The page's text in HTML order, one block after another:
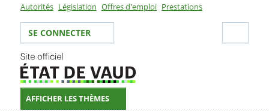
Sous-navigation
Autorités Législation Offres d'emploi Prestations
Votre identité
SE CONNECTER
AFFICHER LES THÈMES